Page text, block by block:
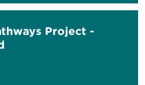
Project -